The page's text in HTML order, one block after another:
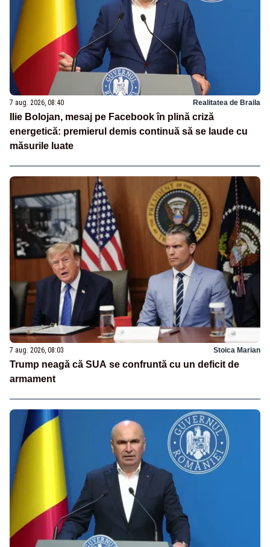
7 aug. 2026, 08:40 Realitatea de Braila
Ilie Bolojan, mesaj pe Facebook în plină criză
energetică: premierul demis continuă să se laude cu
măsurile luate
7 aug. 2026, 08:03 Stoica Marian
Trump neagă că SUA se confruntă cu un deficit de
armament